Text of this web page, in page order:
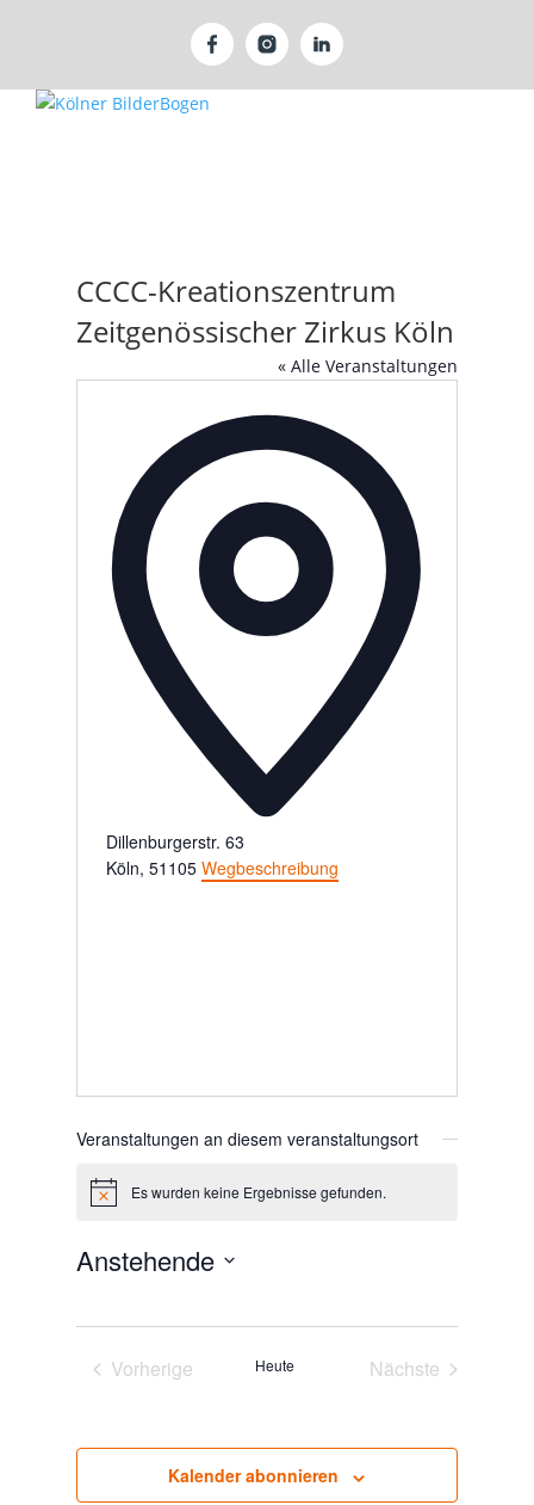
CCCC-Kreationszentrum
Zeitgenössischer Zirkus Köln
« Alle Veranstaltungen
Dillenburgerstr. 63
Köln, 51105 Wegbeschreibung
Veranstaltungen an diesem veranstaltungsort
HinweisEs wurden keine Ergebnisse gefunden.
Anstehende
Vorherige
Heute
Nächste
Kalender abonnieren